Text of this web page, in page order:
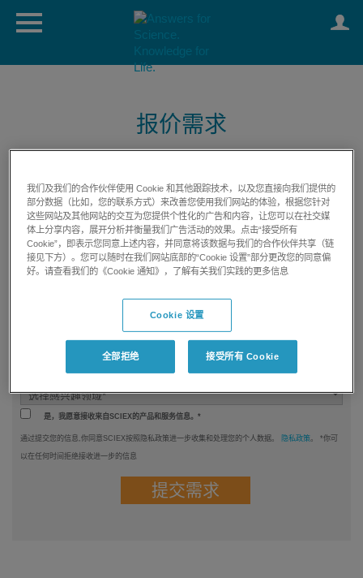
报价需求
显示完整资料
你感兴趣的领域是什么？*
是，我愿意接收来自SCIEX的产品和服务信息。*
通过提交您的信息,你同意SCIEX按照隐私政策进一步收集和处理您的个人数据。 隐私政策。 *你可
以在任何时间拒绝接收进一步的信息
我们及我们的合作伙伴使用 Cookie 和其他跟踪技术，以及您直接向我们提供的
部分数据（比如，您的联系方式）来改善您使用我们网站的体验，根据您针对
这些网站及其他网站的交互为您提供个性化的广告和内容，让您可以在社交媒
体上分享内容，展开分析并衡量我们广告活动的效果。点击“接受所有
Cookie”，即表示您同意上述内容，并同意将该数据与我们的合作伙伴共享（链
接见下方）。您可以随时在我们网站底部的“Cookie 设置”部分更改您的同意偏
好。请查看我们的《Cookie 通知》，了解有关我们实践的更多信息
Cookie 设置
全部拒绝 接受所有 Cookie